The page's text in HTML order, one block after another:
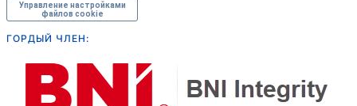
Управление настройками
файлов cookie
ГОРДЫЙ ЧЛЕН: